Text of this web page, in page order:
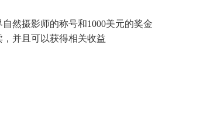
然摄影师的称号和1000美元的奖金
并且可以获得相关收益